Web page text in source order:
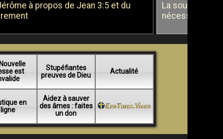
à propos de Jean 3:5 et du
La soumission
nécessité du
est
Stupéfiantes
preuves de Dieu
Actualité
en
ligne
Aidez à sauver
des âmes : faites
un don